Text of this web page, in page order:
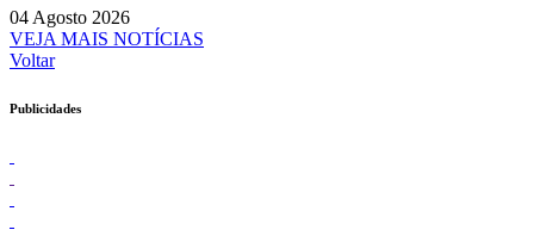
04 Agosto 2026
VEJA MAIS NOTÍCIAS
Voltar
Publicidades